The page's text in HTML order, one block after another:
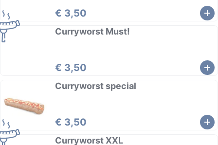
€ 3,50
Curryworst Must!
€ 3,50
Curryworst special
€ 3,50
Curryworst XXL